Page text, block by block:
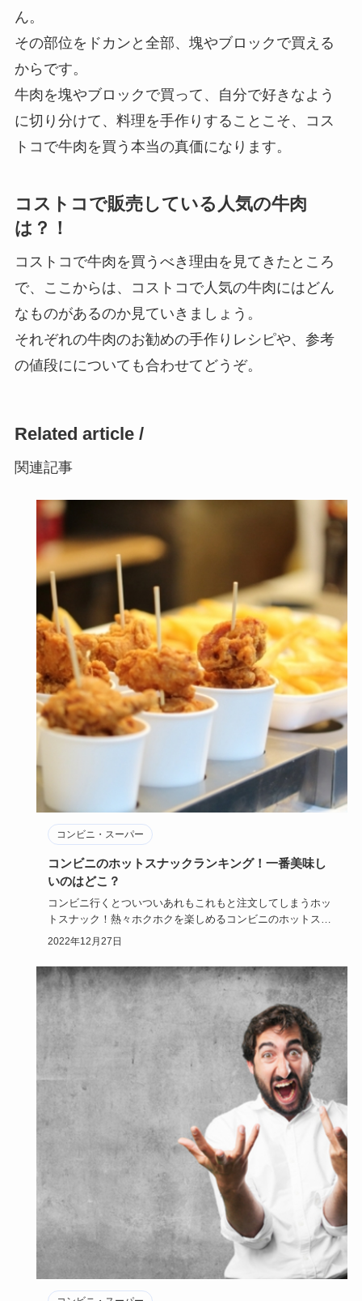
ん。
その部位をドカンと全部、塊やブロックで買える
からです。
牛肉を塊やブロックで買って、自分で好きなよう
に切り分けて、料理を手作りすることこそ、コス
トコで牛肉を買う本当の真価になります。
コストコで販売している人気の牛肉
は？！
コストコで牛肉を買うべき理由を見てきたところ
で、ここからは、コストコで人気の牛肉にはどん
なものがあるのか見ていきましょう。
それぞれの牛肉のお勧めの手作りレシピや、参考
の値段にについても合わせてどうぞ。
Related article /
関連記事
コンビニ・スーパー
コンビニのホットスナックランキング！一番美味し
いのはどこ？
コンビニ行くとついついあれもこれもと注文してしまうホッ
トスナック！熱々ホクホクを楽しめるコンビニのホットスナ
ックはお腹が空…
2022年12月27日